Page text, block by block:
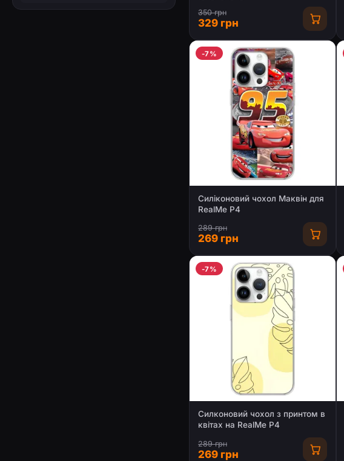
350 грн
329 грн
-7%
Силіконовий чохол Маквін для
RealMe P4
289 грн
269 грн
-7%
Силконовий чохол з принтом в
квітах на RealMe P4
289 грн
269 грн